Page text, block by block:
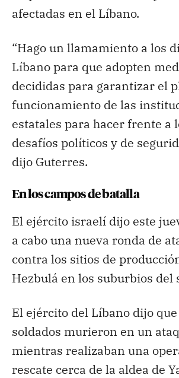
afectadas en el Líbano.
“Hago un llamamiento a los
Líbano para que adopten
decididas para garantizar el
funcionamiento de las
estatales para hacer frente a
desafíos políticos y de
dijo Guterres.
En los campos de batalla
El ejército israelí dijo este
a cabo una nueva ronda de
contra los sitios de
Hezbulá en los suburbios del
El ejército del Líbano dijo
soldados murieron en un
mientras realizaban una
rescate cerca de la aldea de